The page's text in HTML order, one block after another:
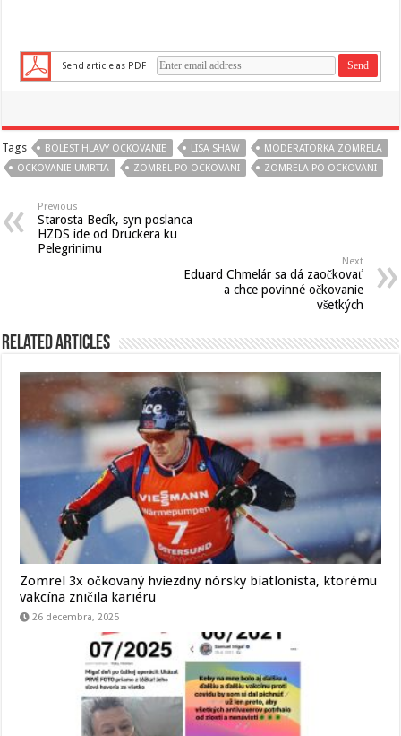
Send article as PDF
Tags BOLEST HLAVY OCKOVANIE LISA SHAW
MODERATORKA ZOMRELA
OCKOVANIE UMRTIA
ZOMREL PO OCKOVANI ZOMRELA PO OCKOVANI
Previous
Starosta Becík, syn poslanca
HZDS ide od Druckera ku
Pelegrinimu
Next
Eduard Chmelár sa dá zaočkovať
a chce povinné očkovanie
všetkých
Related Articles
Zomrel 3x očkovaný hviezdny nórsky biatlonista, ktorému
vakcína zničila kariéru
26 decembra, 2025